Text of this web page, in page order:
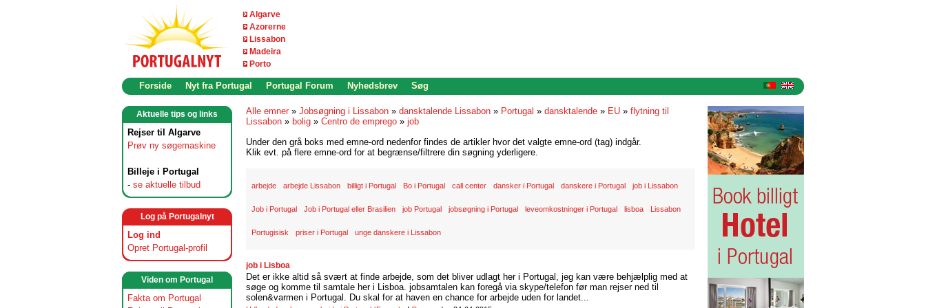
Algarve
Azorerne
Lissabon
Madeira
Porto
Forside Nyt fra Portugal Portugal Forum Nyhedsbrev Søg
Aktuelle tips og links
Rejser til Algarve
Prøv ny søgemaskine
Billeje i Portugal
- se aktuelle tilbud
Log på Portugalnyt
Log ind
Opret Portugal-profil
Viden om Portugal
Fakta om Portugal
Alle emner » Jobsøgning i Lissabon » dansktalende Lissabon » Portugal » dansktalende » EU » flytning til
Lissabon » bolig » Centro de emprego » job
Under den grå boks med emne-ord nedenfor findes de artikler hvor det valgte emne-ord (tag) indgår.
Klik evt. på flere emne-ord for at begrænse/filtrere din søgning yderligere.
arbejde arbejde Lissabon billigt i Portugal Bo i Portugal call center dansker i Portugal danskere i Portugal job i Lissabon
Job i Portugal Job i Portugal eller Brasilien job Portugal jobsøgning i Portugal leveomkostninger i Portugal lisboa Lissabon
Portugisisk priser i Portugal unge danskere i Lissabon
job i Lisboa
Det er ikke altid så svært at finde arbejde, som det bliver udlagt her i Portugal, jeg kan være behjælplig med at
søge og komme til samtale her i Lisboa. jobsamtalen kan foregå via skype/telefon før man rejser ned til
solen&varmen i Portugal. Du skal for at haven en chance for arbejde uden for landet...